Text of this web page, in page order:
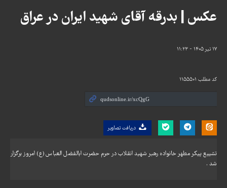
۱۷ تیر ۱۴۰۵ - ۱۱:۲۳
کد مطلب ۱۱۵۵۵۰۱
دریافت تصاویر
عکس | بدرقه آقای شهید ایران در عراق
تشییع پیکر مطهر خانواده رهبر شهید انقلاب در حرم حضرت ابالفضل العباس (ع) امروز برگزار
شد .